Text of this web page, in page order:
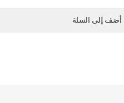
أضف إلى السلة